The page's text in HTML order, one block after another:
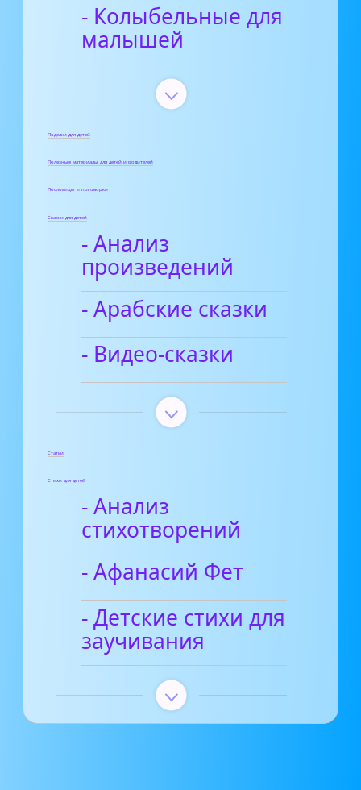
- Колыбельные для
малышей
Поделки для детей
Полезные материалы для детей и родителей
Пословицы и поговорки
Сказки для детей
- Анализ
произведений
- Арабские сказки
- Видео-сказки
Статьи
Стихи для детей
- Анализ
стихотворений
- Афанасий Фет
- Детские стихи для
заучивания